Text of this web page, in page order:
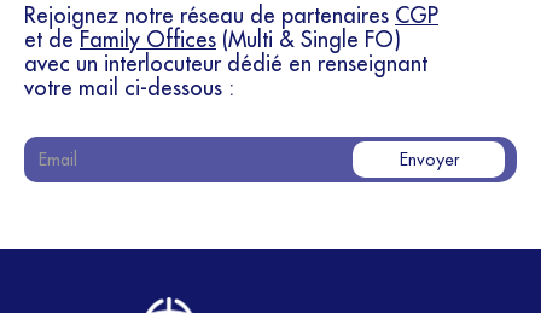
Rejoignez notre réseau de partenaires CGP
et de Family Offices (Multi & Single FO)
avec un interlocuteur dédié en renseignant
votre mail ci-dessous :